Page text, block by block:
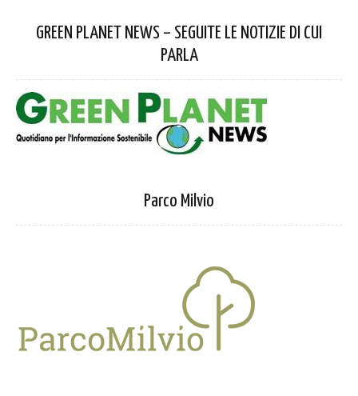
GREEN PLANET NEWS – SEGUITE LE NOTIZIE DI CUI
PARLA
Parco Milvio